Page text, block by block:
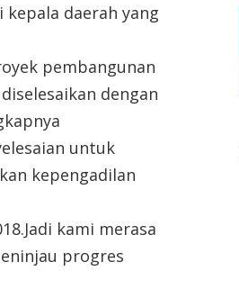
daerah yang
pembangunan
dengan
untuk
kepengadilan
kami merasa
progres